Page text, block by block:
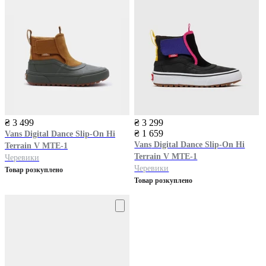
₴ 3 499
Vans Digital Dance Slip-On Hi
Terrain V MTE-1
Черевики
Товар розкуплено
₴ 3 299
₴ 1 659
Vans Digital Dance Slip-On Hi
Terrain V MTE-1
Черевики
Товар розкуплено